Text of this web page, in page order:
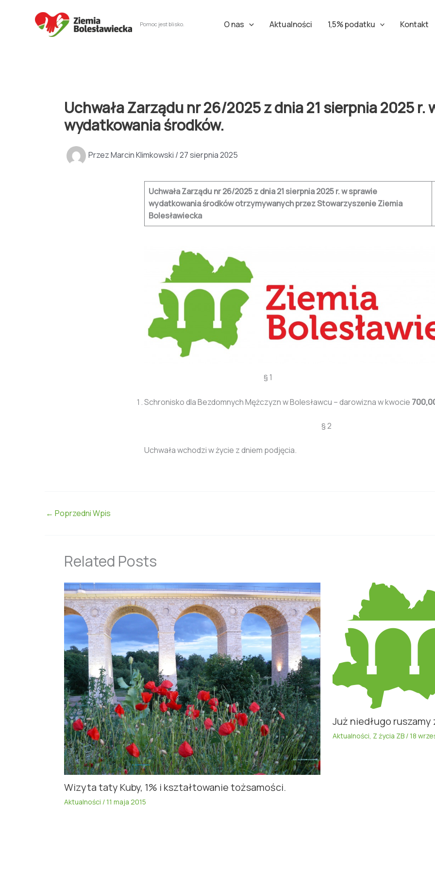
Pomoc jest blisko. O nas Aktualności 1,5% podatku Kontakt
Uchwała Zarządu nr 26/2025 z dnia 21 sierpnia 2025 r.
wydatkowania środków.
PrzezMarcin Klimkowski /27 sierpnia 2025
Uchwała Zarządu nr 26/2025 z dnia 21 sierpnia 2025 r. w sprawie
wydatkowania środków otrzymywanych przez Stowarzyszenie Ziemia
Bolesławiecka
§ 1
Schronisko dla Bezdomnych Mężczyzn w Bolesławcu – darowizna w kwocie
§ 2
Uchwała wchodzi w życie z dniem podjęcia.
← Poprzedni Wpis
Related Posts
Wizyta taty Kuby, 1% i kształtowanie tożsamości.
Aktualności /11 maja 2015
Już niedługo ruszamy
Aktualności, Z życia ZB/18